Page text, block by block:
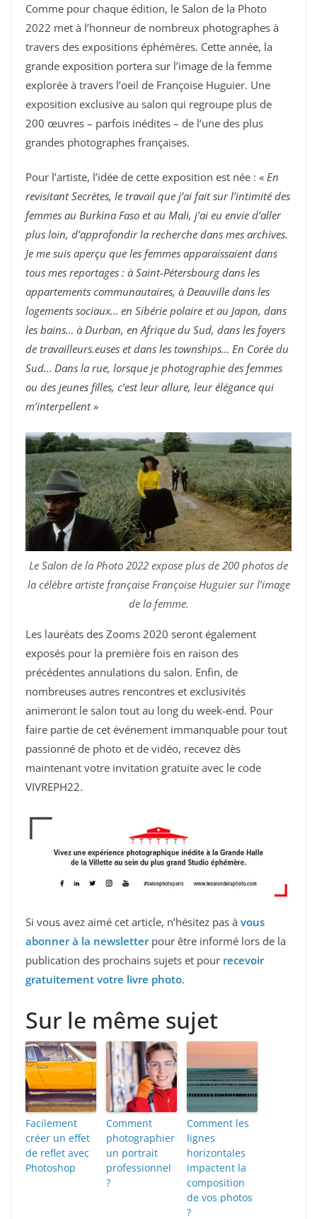
Comme pour chaque édition, le Salon de la Photo
2022 met à l’honneur de nombreux photographes à
travers des expositions éphémères. Cette année, la
grande exposition portera sur l’image de la femme
explorée à travers l’oeil de Françoise Huguier. Une
exposition exclusive au salon qui regroupe plus de
200 œuvres – parfois inédites – de l’une des plus
grandes photographes françaises.
Pour l’artiste, l’idée de cette exposition est née : « En
revisitant Secrètes, le travail que j’ai fait sur l’intimité des
femmes au Burkina Faso et au Mali, j’ai eu envie d’aller
plus loin, d’approfondir la recherche dans mes archives.
Je me suis aperçu que les femmes apparaissaient dans
tous mes reportages : à Saint-Pétersbourg dans les
appartements communautaires, à Deauville dans les
logements sociaux… en Sibérie polaire et au Japon, dans
les bains… à Durban, en Afrique du Sud, dans les foyers
de travailleurs.euses et dans les townships… En Corée du
Sud… Dans la rue, lorsque je photographie des femmes
ou des jeunes filles, c’est leur allure, leur élégance qui
m’interpellent»
Le Salon de la Photo 2022 expose plus de 200 photos de
la célèbre artiste française Françoise Huguier sur l’image
de la femme.
Les lauréats des Zooms 2020 seront également
exposés pour la première fois en raison des
précédentes annulations du salon. Enfin, de
nombreuses autres rencontres et exclusivités
animeront le salon tout au long du week-end. Pour
faire partie de cet événement immanquable pour tout
passionné de photo et de vidéo, recevez dès
maintenant votre invitation gratuite avec le code
VIVREPH22.
Si vous avez aimé cet article, n’hésitez pas à vous
abonner à la newsletterpour être informé lors de la
publication des prochains sujets et pour recevoir
gratuitement votre livre photo.
Sur le même sujet
Facilement
créer un effet
de reflet avec
Photoshop
Comment
photographier
un portrait
professionnel
?
Comment les
lignes
horizontales
impactent la
composition
de vos photos
?